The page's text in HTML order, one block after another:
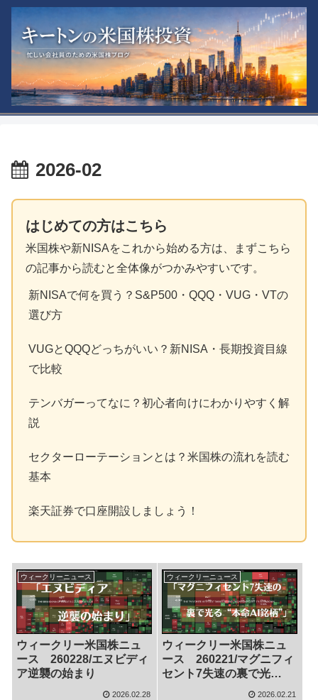
2026-02
はじめての方はこちら
米国株や新NISAをこれから始める方は、まずこちら
の記事から読むと全体像がつかみやすいです。
新NISAで何を買う？S&P500・QQQ・VUG・VTの
選び方
VUGとQQQどっちがいい？新NISA・長期投資目線
で比較
テンバガーってなに？初心者向けにわかりやすく解
説
セクターローテーションとは？米国株の流れを読む
基本
楽天証券で口座開設しましょう！
ウィークリーニュース
ウィークリー米国株ニュ
ース 260228/エヌビディ
ア逆襲の始まり
2026.02.28
ウィークリーニュース
ウィークリー米国株ニュ
ース 260221/マグニフィ
セント7失速の裏で光
2026.02.21